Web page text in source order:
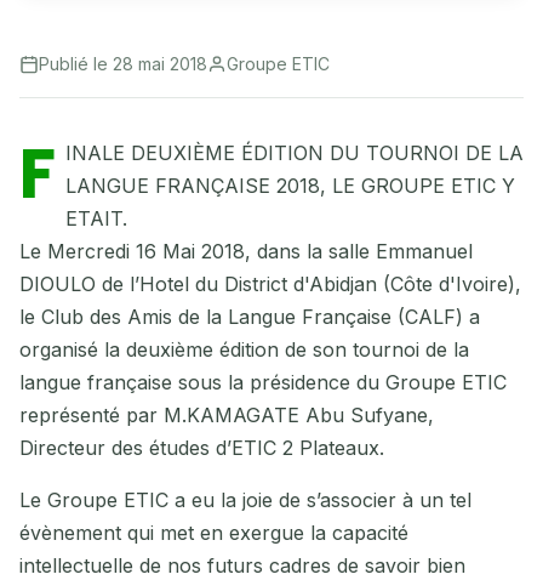
Publié le 28 mai 2018 Groupe ETIC
F INALE DEUXIÈME ÉDITION DU TOURNOI DE LA
LANGUE FRANÇAISE 2018, LE GROUPE ETIC Y
ETAIT.
Le Mercredi 16 Mai 2018, dans la salle Emmanuel
DIOULO de l’Hotel du District d'Abidjan (Côte d'Ivoire),
le Club des Amis de la Langue Française (CALF) a
organisé la deuxième édition de son tournoi de la
langue française sous la présidence du Groupe ETIC
représenté par M.KAMAGATE Abu Sufyane,
Directeur des études d’ETIC 2 Plateaux.
Le Groupe ETIC a eu la joie de s’associer à un tel
évènement qui met en exergue la capacité
intellectuelle de nos futurs cadres de savoir bien